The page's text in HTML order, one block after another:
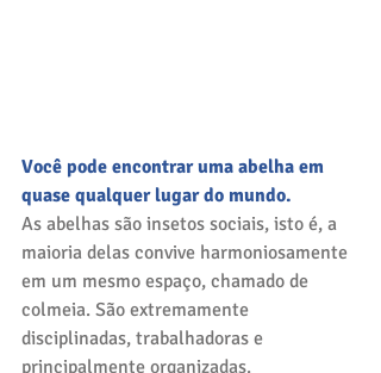
Você pode encontrar uma abelha em
quase qualquer lugar do mundo.
As abelhas são insetos sociais, isto é, a
maioria delas convive harmoniosamente
em um mesmo espaço, chamado de
colmeia. São extremamente
disciplinadas, trabalhadoras e
principalmente organizadas.